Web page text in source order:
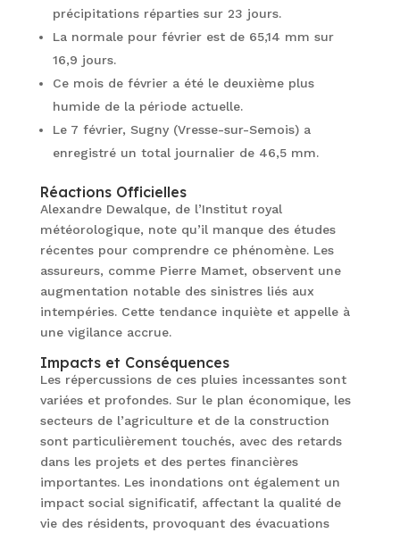
précipitations réparties sur 23 jours.
La normale pour février est de 65,14 mm sur
16,9 jours.
Ce mois de février a été le deuxième plus
humide de la période actuelle.
Le 7 février, Sugny (Vresse-sur-Semois) a
enregistré un total journalier de 46,5 mm.
Réactions Officielles
Alexandre Dewalque, de l’Institut royal
météorologique, note qu’il manque des études
récentes pour comprendre ce phénomène. Les
assureurs, comme Pierre Mamet, observent une
augmentation notable des sinistres liés aux
intempéries. Cette tendance inquiète et appelle à
une vigilance accrue.
Impacts et Conséquences
Les répercussions de ces pluies incessantes sont
variées et profondes. Sur le plan économique, les
secteurs de l’agriculture et de la construction
sont particulièrement touchés, avec des retards
dans les projets et des pertes financières
importantes. Les inondations ont également un
impact social significatif, affectant la qualité de
vie des résidents, provoquant des évacuations